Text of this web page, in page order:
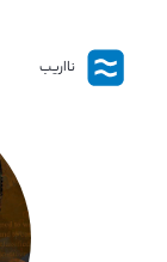
نااریب